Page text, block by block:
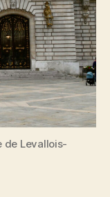
de Levallois-